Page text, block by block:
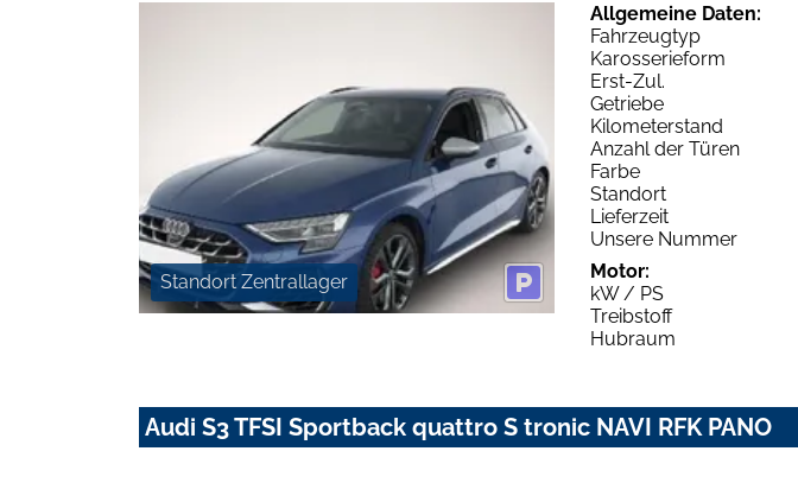
Standort Zentrallager
Allgemeine Daten:
Fahrzeugtyp
Karosserieform
Erst-Zul.
Getriebe
Kilometerstand
Anzahl der Türen
Farbe
Standort
Lieferzeit
Unsere Nummer
Motor:
kW / PS
Treibstoff
Hubraum
Audi S3 TFSI Sportback quattro S tronic NAVI RFK PANO